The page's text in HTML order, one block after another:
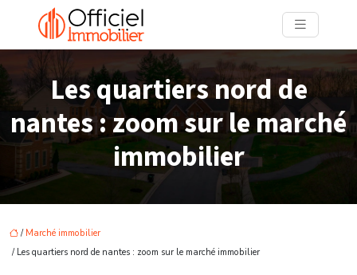
Les quartiers nord de
nantes : zoom sur le marché
immobilier
/ Marché immobilier
/ Les quartiers nord de nantes : zoom sur le marché immobilier